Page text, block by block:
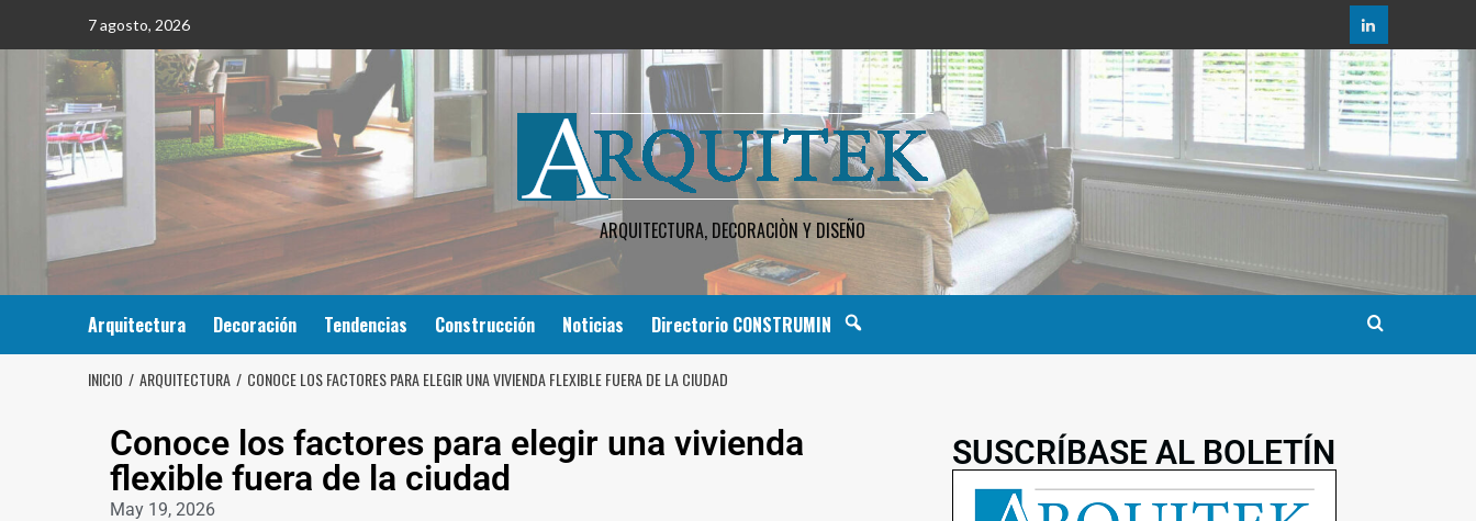
7 agosto, 2026
ARQUITECTURA, DECORACIÒN Y DISEÑO
Arquitectura Decoración Tendencias Construcción Noticias Directorio CONSTRUMIN
INICIO ARQUITECTURA CONOCE LOS FACTORES PARA ELEGIR UNA VIVIENDA FLEXIBLE FUERA DE LA CIUDAD
Conoce los factores para elegir una vivienda
flexible fuera de la ciudad
May 19, 2026
SUSCRÍBASE AL BOLETÍN